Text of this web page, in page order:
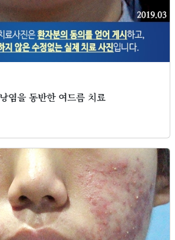
염을 동반한 여드름 치료